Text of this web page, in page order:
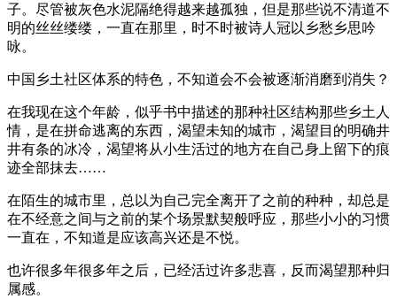
子。尽管被灰色水泥隔绝得越来越孤独，但是那些说不清道不
明的丝丝缕缕，一直在那里，时不时被诗人冠以乡愁乡思吟
咏。
中国乡土社区体系的特色，不知道会不会被逐渐消磨到消失？
在我现在这个年龄，似乎书中描述的那种社区结构那些乡土人
情，是在拼命逃离的东西，渴望未知的城市，渴望目的明确井
井有条的冰冷，渴望将从小生活过的地方在自己身上留下的痕
迹全部抹去……
在陌生的城市里，总以为自己完全离开了之前的种种，却总是
在不经意之间与之前的某个场景默契般呼应，那些小小的习惯
一直在，不知道是应该高兴还是不悦。
也许很多年很多年之后，已经活过许多悲喜，反而渴望那种归
属感。